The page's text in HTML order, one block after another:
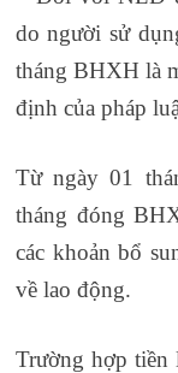
do người sử
tháng BHXH là
định của pháp
Từ ngày 01
tháng đóng
các khoản bổ
về lao động.
Trường hợp tiền